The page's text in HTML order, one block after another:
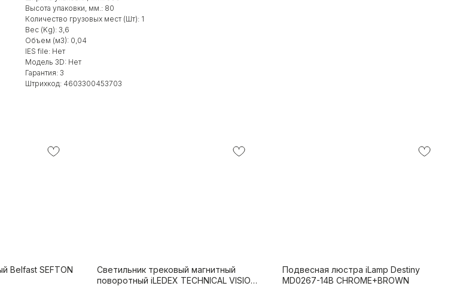
Высота упаковки, мм.: 80
Количество грузовых мест (Шт): 1
Вес (Kg): 3,6
Объем (м3): 0,04
IES file: Нет
Модель 3D: Нет
Гарантия: 3
Штрихкод: 4603300453703
Belfast SEFTON
Светильник трековый магнитный
поворотный iLEDEX TECHNICAL VISION
Подвесная люстра iLamp Destiny
MD0267-14B CHROME+BROWN